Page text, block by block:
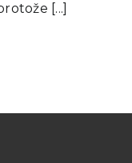
[...]